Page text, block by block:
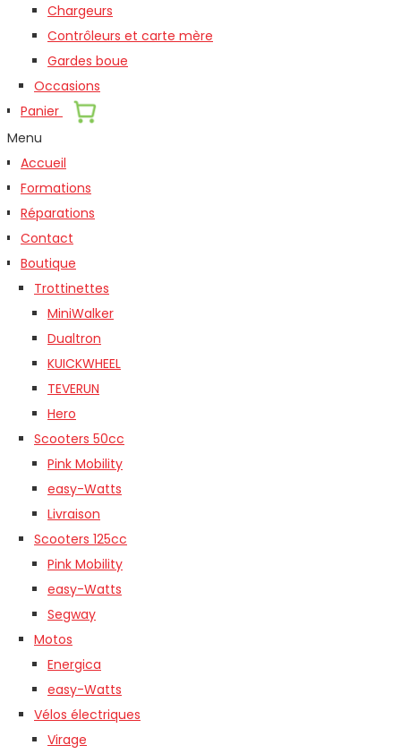
Chargeurs
Contrôleurs et carte mère
Gardes boue
Occasions
Panier
Menu
Accueil
Formations
Réparations
Contact
Boutique
Trottinettes
MiniWalker
Dualtron
KUICKWHEEL
TEVERUN
Hero
Scooters 50cc
Pink Mobility
easy-Watts
Livraison
Scooters 125cc
Pink Mobility
easy-Watts
Segway
Motos
Energica
easy-Watts
Vélos électriques
Virage